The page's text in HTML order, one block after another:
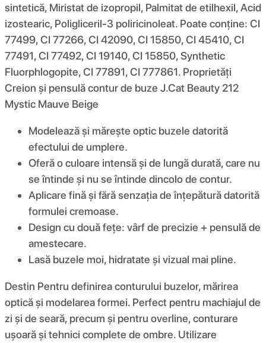
sintetică, Miristat de izopropil, Palmitat de etilhexil, Acid
izostearic, Poligliceril-3 poliricinoleat. Poate conține: CI
77499, CI 77266, CI 42090, CI 15850, CI 45410, CI
77491, CI 77492, CI 19140, CI 15850, Synthetic
Fluorphlogopite, CI 77891, CI 777861. Proprietăți
Creion și pensulă contur de buze J.Cat Beauty 212
Mystic Mauve Beige
Modelează și mărește optic buzele datorită
efectului de umplere.
Oferă o culoare intensă și de lungă durată, care nu
se întinde și nu se întinde dincolo de contur.
Aplicare fină și fără senzația de înțepătură datorită
formulei cremoase.
Design cu două fețe: vârf de precizie + pensulă de
amestecare.
Lasă buzele moi, hidratate și vizual mai pline.
Destin Pentru definirea conturului buzelor, mărirea
optică și modelarea formei. Perfect pentru machiajul de
zi și de seară, precum și pentru overline, conturare
ușoară și tehnici complete de ombre. Utilizare